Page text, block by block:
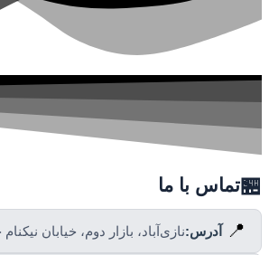
🏪تماس با ما
📍 آدرس:نازی‌آباد، بازار دوم، خیابان نیکنام